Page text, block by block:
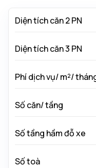
Diện tích căn 2 PN
Diện tích căn 3 PN
Phí dịch vụ/ m²/
Số căn/ tầng
Số tầng hầm đỗ xe
Số toà